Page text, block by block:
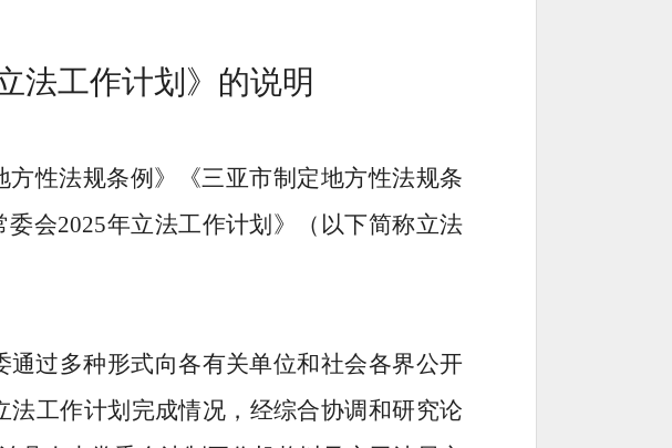
法工作计划 》 的说明
方性法规条例》《三亚市制定地方性法规条
委会2025年立法工作计划》（以下简称立法
通过多种形式向各有关单位和社会各界公开
法工作计划完成情况，经综合协调和研究论